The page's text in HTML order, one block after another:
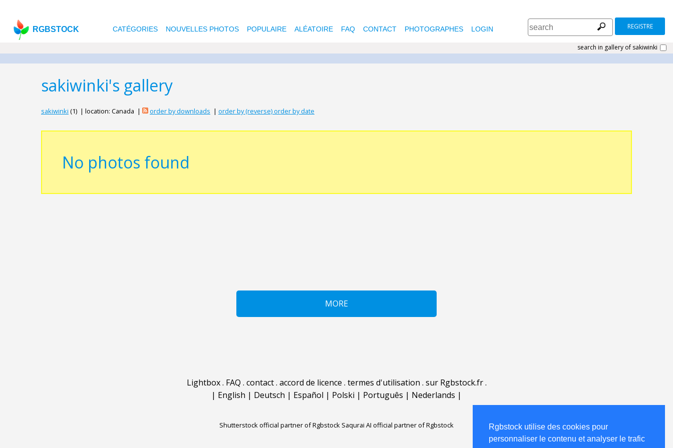
Rgbstock utilise des cookies pour
personnaliser le contenu et analyser le trafic
RGBSTOCK CATÉGORIES NOUVELLES PHOTOS POPULAIRE ALÉATOIRE FAQ CONTACT PHOTOGRAPHES LOGIN REGISTRE
search in gallery of sakiwinki
sakiwinki's gallery
sakiwinki (1) | location: Canada | order by downloads | order by (reverse) order by date
No photos found
MORE
Lightbox. FAQ . contact. accord de licence . termes d'utilisation . sur Rgbstock.fr.
| English | Deutsch | Español | Polski | Português | Nederlands |
Shutterstock official partner of Rgbstock Saqurai AI official partner of Rgbstock